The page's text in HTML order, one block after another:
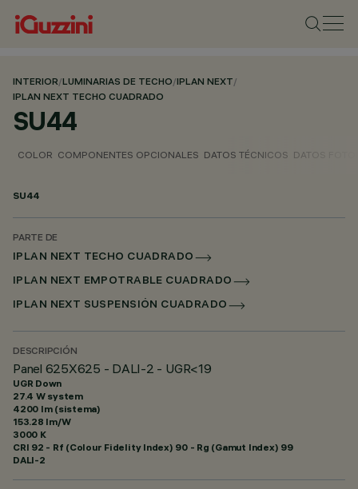
INTERIOR/LUMINARIAS DE TECHO/IPLAN NEXT/
IPLAN NEXT TECHO CUADRADO
SU44
COLOR COMPONENTES OPCIONALES DATOS TÉCNICOS DATOS
SU44
PARTE DE
IPLAN NEXT TECHO CUADRADO
IPLAN NEXT EMPOTRABLE CUADRADO
IPLAN NEXT SUSPENSIÓN CUADRADO
DESCRIPCIÓN
Panel 625X625 - DALI-2 - UGR<19
UGR Down
27.4 W system
4200 lm (sistema)
153.28 lm/W
3000 K
CRI 92 - Rf (Colour Fidelity Index) 90 - Rg (Gamut Index) 99
DALI-2